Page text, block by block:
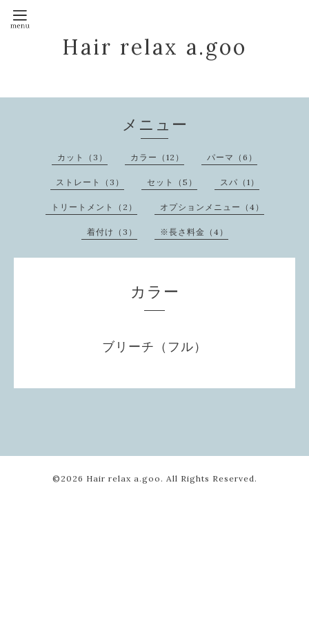
Hair relax a.goo
メニュー
カット（3） カラー（12） パーマ（6）
ストレート（3） セット（5） スパ（1）
トリートメント（2） オプションメニュー（4）
着付け（3） ※長さ料金（4）
カラー
ブリーチ（フル）
©2026 Hair relax a.goo . All Rights Reserved.